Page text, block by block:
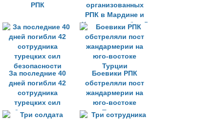
РПК
организованных
РПК в Мардине и
Хаккари, погибли 5
полицейских
За последние 40
дней погибли 42
сотрудника
турецких сил
безопасности
Боевики РПК
обстреляли пост
жандармерии на
юго-востоке
Турции